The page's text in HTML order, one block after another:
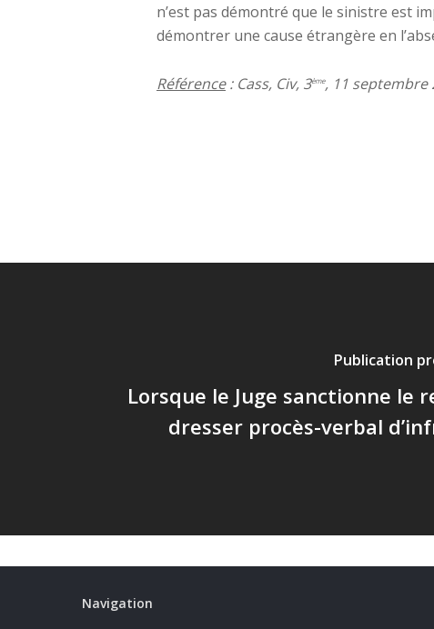
n’est pas démontré que le sinistre est
démontrer une cause étrangère en
Référence: Cass, Civ, 3ème, 11 septembre
Publication
Lorsque le Juge sanctionne le
dresser procès-verbal
Navigation